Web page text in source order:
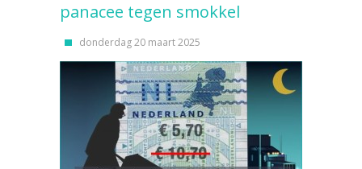
panacee tegen smokkel
donderdag 20 maart 2025